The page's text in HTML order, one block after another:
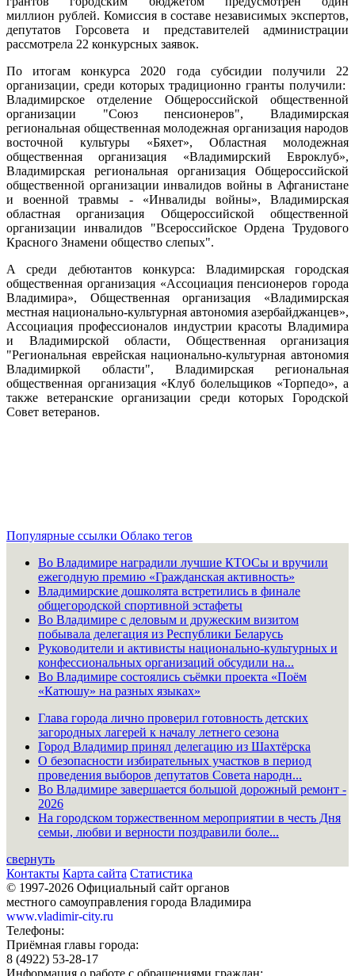
миллион рублей. Комиссия в составе независимых экспертов,
депутатов Горсовета и представителей администрации
рассмотрела 22 конкурсных заявок.
По итогам конкурса 2020 года субсидии получили 22
организации, среди которых традиционно гранты получили:
Владимирское отделение Общероссийской общественной
организации "Союз пенсионеров", Владимирская
региональная общественная молодежная организация народов
восточной культуры «Бяхет», Областная молодежная
общественная организация «Владимирский Евроклуб»,
Владимирская региональная организация Общероссийской
общественной организации инвалидов войны в Афганистане
и военной травмы - «Инвалиды войны», Владимирская
областная организация Общероссийской общественной
организации инвалидов "Всероссийское Ордена Трудового
Красного Знамени общество слепых".
А среди дебютантов конкурса: Владимирская городская
общественная организация «Ассоциация пенсионеров города
Владимира», Общественная организация «Владимирская
местная национально-культурная автономия азербайджанцев»,
Ассоциация профессионалов индустрии красоты Владимира
и Владимирской области, Общественная организация
"Региональная еврейская национально-культурная автономия
Владимиркой области", Владимирская региональная
общественная организация «Клуб болельщиков «Торпедо», а
также ветеранские организации среди которых Городской
Совет ветеранов.
Популярные ссылки Облако тегов
Во Владимире наградили лучшие КТОСы и вручили
ежегодную премию «Гражданская активность»
Владимирские дошколята встретились в финале
общегородской спортивной эстафеты
Во Владимире с деловым и дружеским визитом
побывала делегация из Республики Беларусь
Руководители и активисты национально-культурных и
конфессиональных организаций обсудили на...
Во Владимире состоялись съёмки проекта «Поём
«Катюшу» на разных языках»
Глава города лично проверил готовность детских
загородных лагерей к началу летнего сезона
Город Владимир принял делегацию из Шахтёрска
О безопасности избирательных участков в период
проведения выборов депутатов Совета народн...
Во Владимире завершается большой дорожный ремонт -
2026
На городском торжественном мероприятии в честь Дня
семьи, любви и верности поздравили боле...
свернуть
Контакты Карта сайта Статистика
© 1997-2026 Официальный сайт органов
местного самоуправления города Владимира
www.vladimir-city.ru
Телефоны:
Приёмная главы города:
8 (4922) 53-28-17
Информация о работе с обращениями граждан: